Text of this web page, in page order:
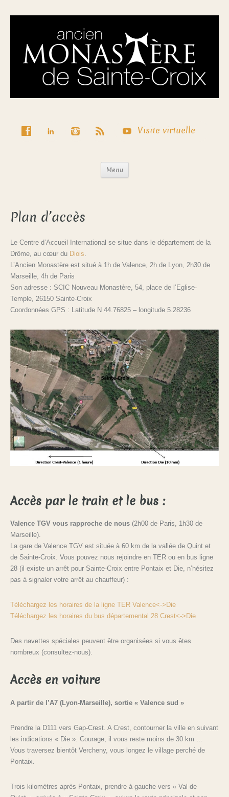
Visite virtuelle
Menu
Plan d’accès
Le Centre d’Accueil International se situe dans le département de la
Drôme, au cœur du Diois
L’Ancien Monastère est situé à 1h de Valence, 2h de Lyon, 2h30 de
Marseille, 4h de Paris
Son adresse : SCIC Nouveau Monastère, 54, place de l’Eglise-
Temple, 26150 Sainte-Croix
Coordonnées GPS : Latitude N 44.76825 – longitude 5.28236
Accès par le train et le bus :
Valence TGV vous rapproche de nous (2h00 de Paris, 1h30 de
Marseille).
La gare de Valence TGV est située à 60 km de la vallée de Quint et
de Sainte-Croix. Vous pouvez nous rejoindre en TER ou en bus ligne
28 (il existe un arrêt pour Sainte-Croix entre Pontaix et Die, n’hésitez
pas à signaler votre arrêt au chauffeur) :
Téléchargez les horaires de la ligne TER Valence<->Die
Téléchargez les horaires du bus départemental 28 Crest<->Die
Des navettes spéciales peuvent être organisées si vous êtes
nombreux (consultez-nous).
Accès en voiture
A partir de l’A7 (Lyon-Marseille), sortie « Valence sud »
Prendre la D111 vers Gap-Crest. A Crest, contourner la ville en suivant
les indications « Die ». Courage, il vous reste moins de 30 km …
Vous traversez bientôt Vercheny, vous longez le village perché de
Pontaix.
Trois kilomètres après Pontaix, prendre à gauche vers « Val de